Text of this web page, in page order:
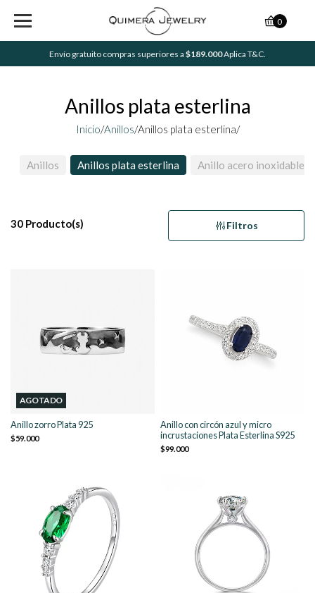
Envío gratuito compras superiores a $189.000Aplica T&C.
0
Anillos plata esterlina
Inicio/Anillos/Anillos plata esterlina/
Anillos Anillos plata esterlina Anillo acero inoxidable
30 Producto(s) Filtros
AGOTADO
Anillo zorro Plata 925
$59.000
Anillo con circón azul y micro
incrustaciones Plata Esterlina S925
$99.000